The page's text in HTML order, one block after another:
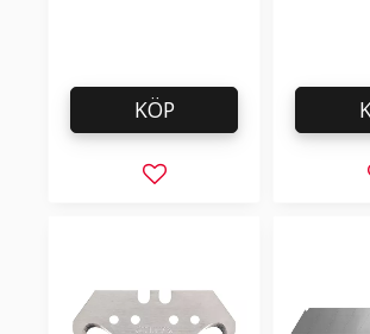
Lägg till i favoriter
KÖP